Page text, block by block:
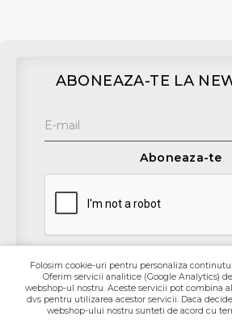
ABONEAZA-TE LA
Aboneaza-te
Contact
Folosim cookie-uri pentru personaliza
Oferim servicii analitice (Google Analytics)
webshop-ul nostru. Aceste servicii pot combina
dvs pentru utilizarea acestor servicii. Daca
webshop-ului nostru sunteti de acord cu